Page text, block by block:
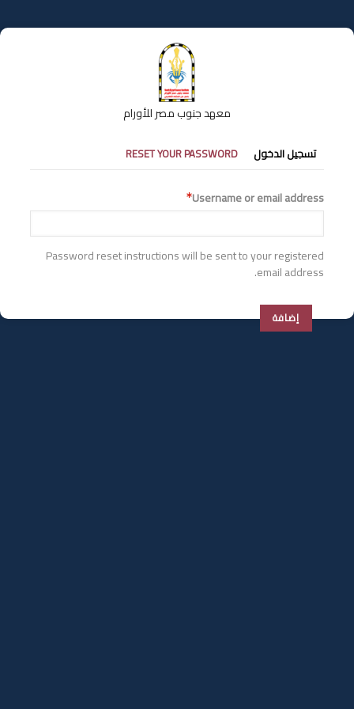
إلى
المحتوى
معهد جنوب مصر للأورام
التبويبات
الأساسية
تسجيل الدخول RESET YOUR PASSWORD
Username or email address
Password reset instructions will be sent to your registered
email address.